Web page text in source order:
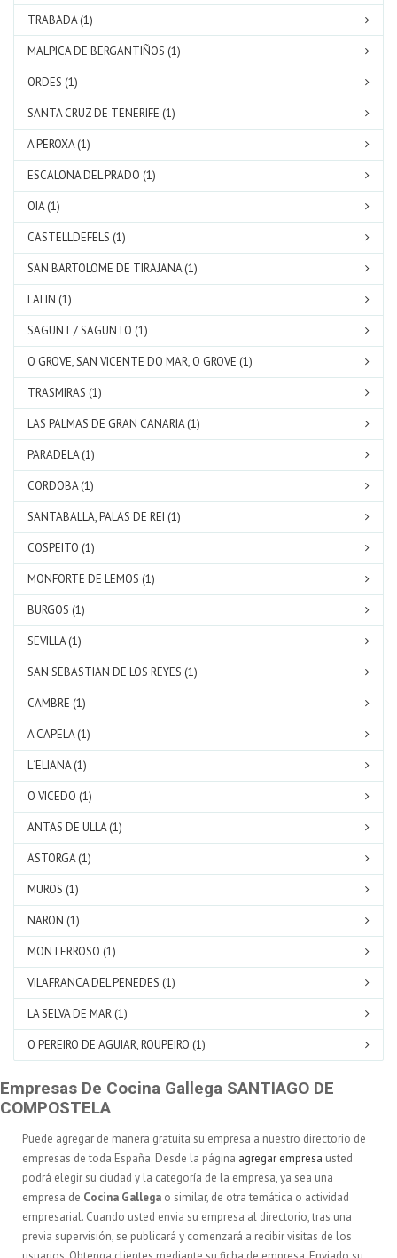
TRABADA (1)
MALPICA DE BERGANTIÑOS (1)
ORDES (1)
SANTA CRUZ DE TENERIFE (1)
A PEROXA (1)
ESCALONA DEL PRADO (1)
OIA (1)
CASTELLDEFELS (1)
SAN BARTOLOME DE TIRAJANA (1)
LALIN (1)
SAGUNT / SAGUNTO (1)
O GROVE, SAN VICENTE DO MAR, O GROVE (1)
TRASMIRAS (1)
LAS PALMAS DE GRAN CANARIA (1)
PARADELA (1)
CORDOBA (1)
SANTABALLA, PALAS DE REI (1)
COSPEITO (1)
MONFORTE DE LEMOS (1)
BURGOS (1)
SEVILLA (1)
SAN SEBASTIAN DE LOS REYES (1)
CAMBRE (1)
A CAPELA (1)
L´ELIANA (1)
O VICEDO (1)
ANTAS DE ULLA (1)
ASTORGA (1)
MUROS (1)
NARON (1)
MONTERROSO (1)
VILAFRANCA DEL PENEDES (1)
LA SELVA DE MAR (1)
O PEREIRO DE AGUIAR, ROUPEIRO (1)
Empresas De Cocina Gallega SANTIAGO DE
COMPOSTELA
Puede agregar de manera gratuita su empresa a nuestro directorio de
empresas de toda España. Desde la página agregar empresa usted
podrá elegir su ciudad y la categoría de la empresa, ya sea una
empresa de Cocina Gallega o similar, de otra temática o actividad
empresarial. Cuando usted envia su empresa al directorio, tras una
previa supervisión, se publicará y comenzará a recibir visitas de los